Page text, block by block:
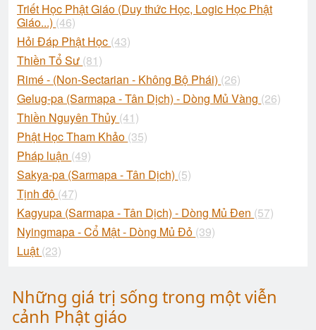
Triết Học Phật Giáo (Duy thức Học, Logic Học Phật
Giáo...) (46)
Hỏi Đáp Phật Học (43)
Thiền Tổ Sư (81)
Rimé - (Non-Sectarian - Không Bộ Phái) (26)
Gelug-pa (Sarmapa - Tân Dịch) - Dòng Mủ Vàng (26)
Thiền Nguyên Thủy (41)
Phật Học Tham Khảo (35)
Pháp luận (49)
Sakya-pa (Sarmapa - Tân Dịch) (5)
Tịnh độ (47)
Kagyupa (Sarmapa - Tân Dịch) - Dòng Mủ Đen (57)
Nyingmapa - Cổ Mật - Dòng Mủ Đỏ (39)
Luật (23)
Những giá trị sống trong một viễn
cảnh Phật giáo